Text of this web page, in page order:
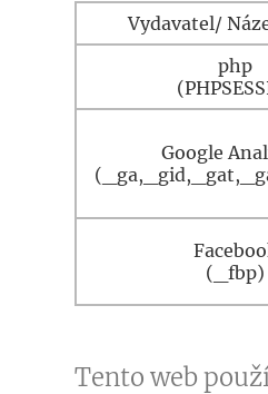
Vydavatel/
php
Google
(_fbp)
Tento web